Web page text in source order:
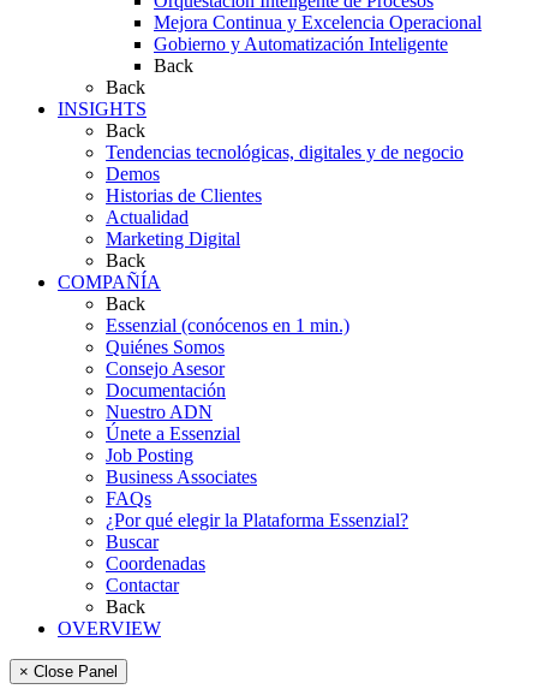
Mejora Continua y Excelencia Operacional
Gobierno y Automatización Inteligente
Back
Back
INSIGHTS
Back
Tendencias tecnológicas, digitales y de negocio
Demos
Historias de Clientes
Actualidad
Marketing Digital
Back
COMPAÑÍA
Back
Essenzial (conócenos en 1 min.)
Quiénes Somos
Consejo Asesor
Documentación
Nuestro ADN
Únete a Essenzial
Job Posting
Business Associates
FAQs
¿Por qué elegir la Plataforma Essenzial?
Buscar
Coordenadas
Contactar
Back
OVERVIEW
× Close Panel